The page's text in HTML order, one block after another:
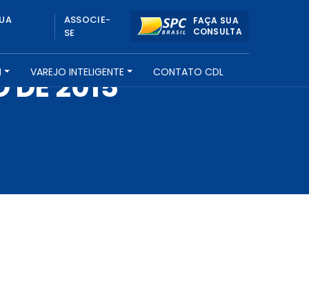
ASSOCIE-
SE
FAÇA SUA
CONSULTA
VAREJO INTELIGENTE CONTATO CDL
DE 2015